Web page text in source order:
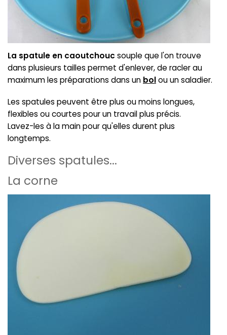
La spatule en caoutchouc souple que l'on trouve
dans plusieurs tailles permet d'enlever, de racler au
maximum les préparations dans un bolou un saladier.
Les spatules peuvent être plus ou moins longues,
flexibles ou courtes pour un travail plus précis.
Lavez-les à la main pour qu'elles durent plus
longtemps.
Diverses spatules...
La corne